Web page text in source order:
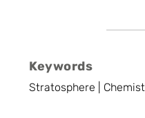
Keywords
Stratosphere |